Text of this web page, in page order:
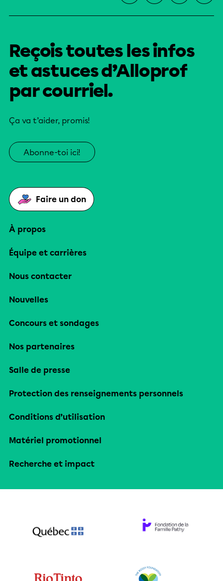
Reçois toutes les infos
et astuces d’Alloprof
par courriel.
Ça va t’aider, promis!
Abonne-toi ici!
Faire un don
À propos
Équipe et carrières
Nous contacter
Nouvelles
Concours et sondages
Nos partenaires
Salle de presse
Protection des renseignements personnels
Conditions d’utilisation
Matériel promotionnel
Recherche et impact